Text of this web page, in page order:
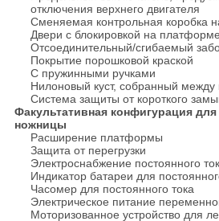
отключения верхнего двигателя
Сменяемая контрольная коробка
Двери с блокировкой на платформе
Отсоединительный/сгибаемый
Покрытие порошковой краской
С пружинными ручками
Нилоновый куст, собранный между
Система защиты от короткого
Факультативная конфигурация для
ножницы
Расширение платформы
Защита от перегрузки
Электроснабжение постоянного
Индикатор батареи для
Часомер для постоянного тока
Электрическое питание
Моторизованное устройство для